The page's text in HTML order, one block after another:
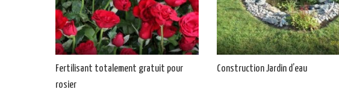
Fertilisant totalement gratuit pour
rosier
Construction Jardin d’eau